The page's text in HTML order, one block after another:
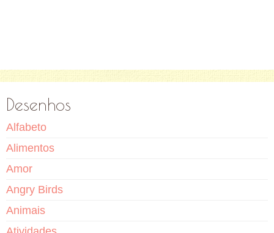
Desenhos
Alfabeto
Alimentos
Amor
Angry Birds
Animais